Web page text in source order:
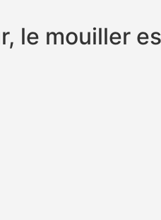
le mouiller